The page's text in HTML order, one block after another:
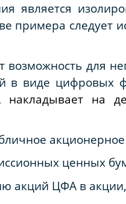
является
примера следует
возможность для
в виде цифровых
на
ценных
акций ЦФА в